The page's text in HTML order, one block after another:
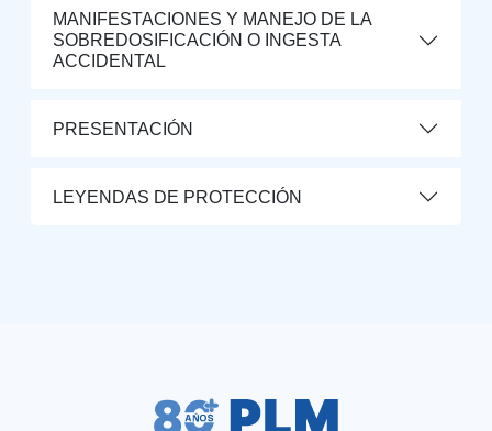
MANIFESTACIONES Y MANEJO DE LA
SOBREDOSIFICACIÓN O INGESTA
ACCIDENTAL
PRESENTACIÓN
LEYENDAS DE PROTECCIÓN